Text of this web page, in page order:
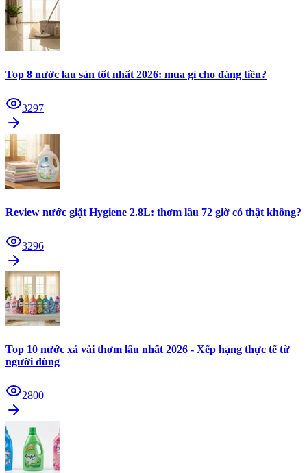
Top 8 nước lau sàn tốt nhất 2026: mua gì cho đáng tiền?
3297
Review nước giặt Hygiene 2.8L: thơm lâu 72 giờ có thật không?
3296
Top 10 nước xả vải thơm lâu nhất 2026 - Xếp hạng thực tế từ
người dùng
2800